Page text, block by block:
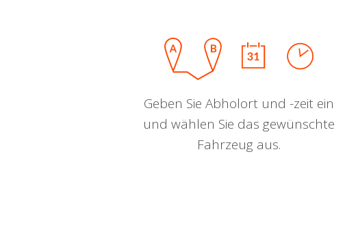
Geben Sie Abholort und -zeit ein
und wählen Sie das gewünschte
Fahrzeug aus.